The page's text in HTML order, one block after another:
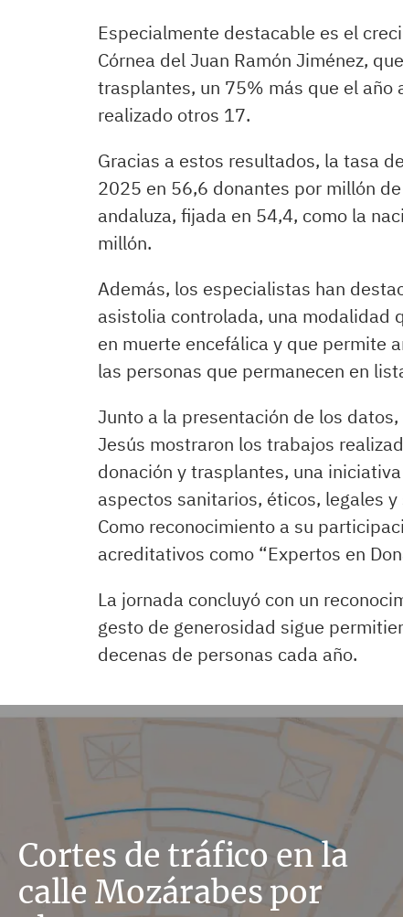
Especialmente destacable es el
Córnea del Juan Ramón Jiménez,
trasplantes, un 75% más que el año
realizado otros 17.
Gracias a estos resultados, la tasa
2025 en 56,6 donantes por millón
andaluza, fijada en 54,4, como la
millón.
Además, los especialistas han
asistolia controlada, una modalidad
en muerte encefálica y que permite
las personas que permanecen en
Junto a la presentación de los
Jesús mostraron los trabajos
donación y trasplantes, una
aspectos sanitarios, éticos, legales
Como reconocimiento a su
acreditativos como “Expertos en
La jornada concluyó con un
gesto de generosidad sigue
decenas de personas cada año.
Cortes de tráfico en la
calle Mozárabes por